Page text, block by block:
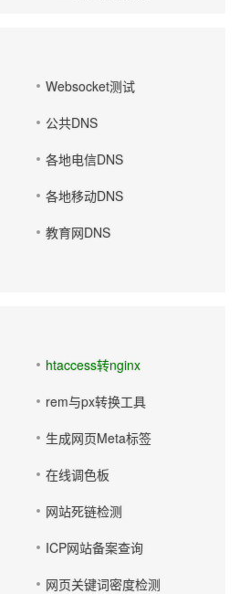
Websocket测试
公共DNS
各地电信DNS
各地移动DNS
教育网DNS
htaccess转nginx
rem与px转换工具
生成网页Meta标签
在线调色板
网站死链检测
ICP网站备案查询
网页关键词密度检测